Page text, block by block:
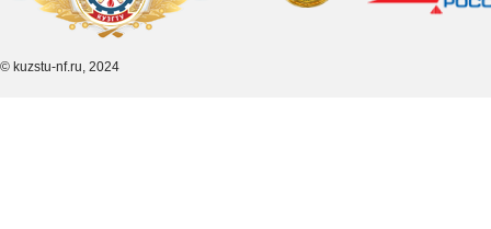
© kuzstu-nf.ru, 2024